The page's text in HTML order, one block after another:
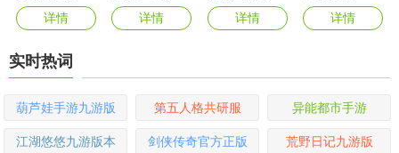
详情
详情
详情
详情
实时热词
葫芦娃手游九游版 第五人格共研服 异能都市手游
江湖悠悠九游版本 剑侠传奇官方正版 荒野日记九游版